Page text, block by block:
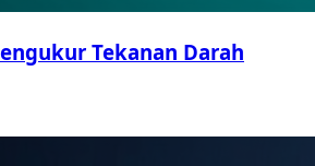
Tekanan Darah